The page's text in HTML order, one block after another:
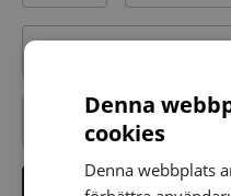
Teater Kyrkor
Denna
cookies
Denna webbplats